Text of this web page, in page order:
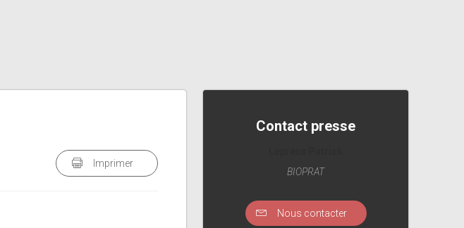
Imprimer
Contact presse
BIOPRAT
Nous contacter